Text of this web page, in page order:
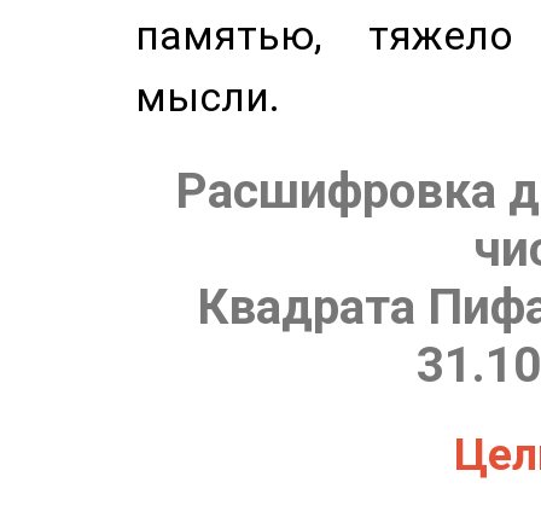
памятью,
мысли.
Расшифровка
Квадрата